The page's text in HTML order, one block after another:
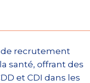
de recrutement
santé, offrant des
et CDI dans les